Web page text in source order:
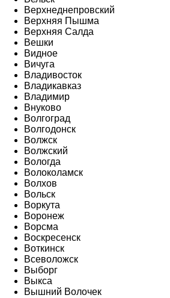
Верхнеднепровский
Верхняя Пышма
Верхняя Салда
Вешки
Видное
Вичуга
Владивосток
Владикавказ
Владимир
Внуково
Волгоград
Волгодонск
Волжск
Волжский
Вологда
Волоколамск
Волхов
Вольск
Воркута
Воронеж
Ворсма
Воскресенск
Воткинск
Всеволожск
Выборг
Выкса
Вышний Волочек